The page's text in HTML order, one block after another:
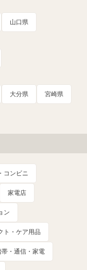
山口県
大分県 宮崎県
コンビニ
家電店
ン
ト・ケア用品
帯・通信・家電